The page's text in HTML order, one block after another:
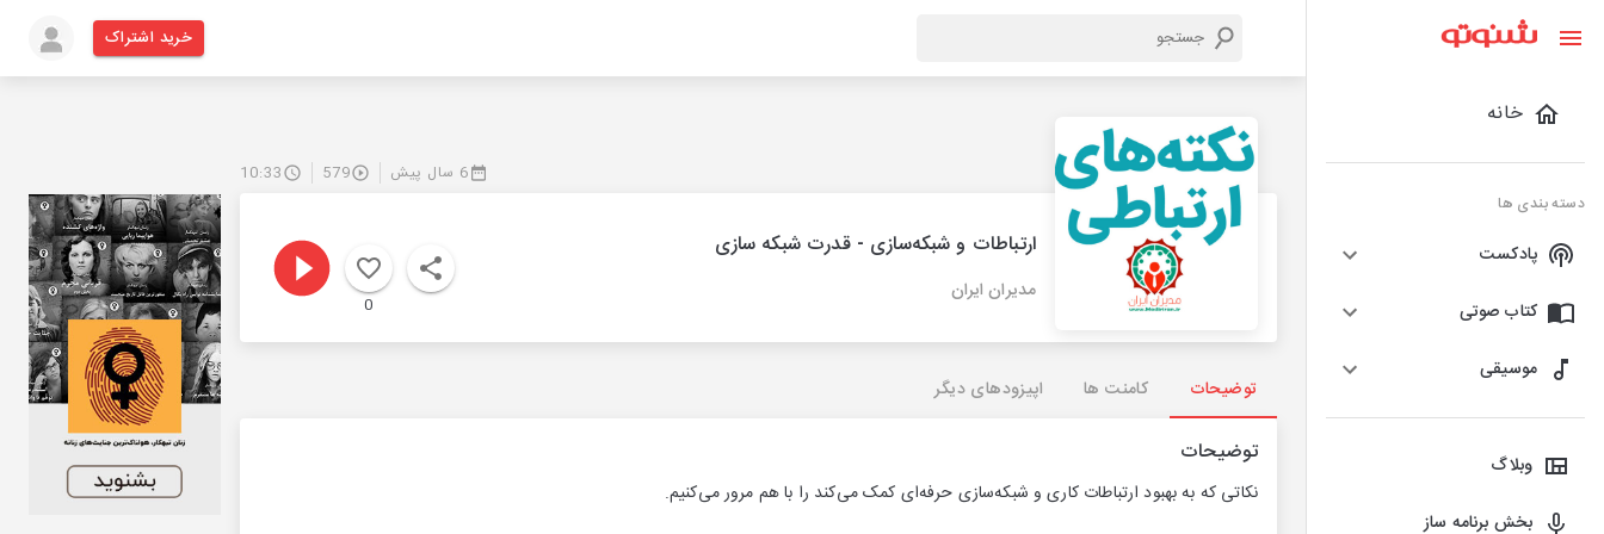
خانه
دسته بندی ها
پادکست
کتاب صوتی
موسیقی
وبلاگ
بخش برنامه ساز
خرید اشتراک
6 سال پیش 579
10:33
ارتباطات و شبکه‌سازی - قدرت شبکه سازی
مدیران ایران
0
توضیحات کامنت ها اپیزودهای دیگر
توضیحات
نکاتی که به بهبود ارتباطات کاری و شبکه‌سازی حرفه‌ای کمک می‌کند را با هم مرور می‌کنیم.